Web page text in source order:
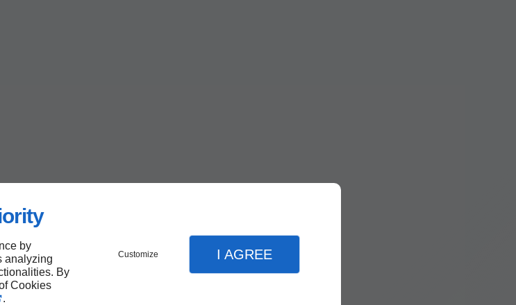
by
analyzing
By
Cookies
.
Customize I AGREE